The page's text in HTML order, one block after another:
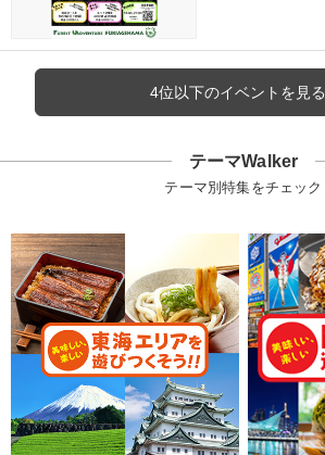
4位以下のイベントを見る
テーマWalker
テーマ別特集をチェック